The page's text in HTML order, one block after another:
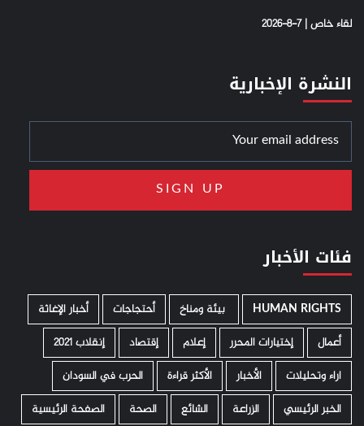
لقاء خاص | 7-8-2026
النشرة الإخبارية
فئات الأخبار
HUMAN RIGHTS ­ بيئة ومناخ أحتجاجات
أخبار الإغاثة
أعمال
إختيارات المحرر إعلام إقتصاد
إنقلاب 2021
اراء وتحليلات
الأخبار الأكثر قراءة
الحرب في السودان
الخبر الرئيسي
الزراعة الشائع الصحة
الصفحة الرئيسية